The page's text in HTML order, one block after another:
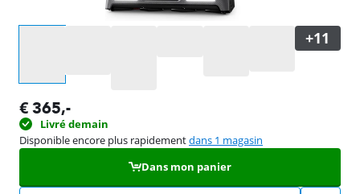
€ 365,-
Livré demain
Disponible encore plus rapidementdans 1 magasin
Dans mon panier